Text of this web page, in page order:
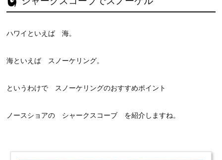
ハワイといえば 海。
海といえば スノーケリング。
というわけで スノーケリングのおすすめポイント
ノースショアの シャークスコーブ を紹介しますね。